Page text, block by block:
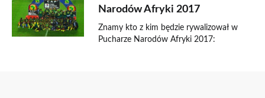
Narodów Afryki 2017
Znamy kto z kim będzie rywalizował w
Pucharze Narodów Afryki 2017: